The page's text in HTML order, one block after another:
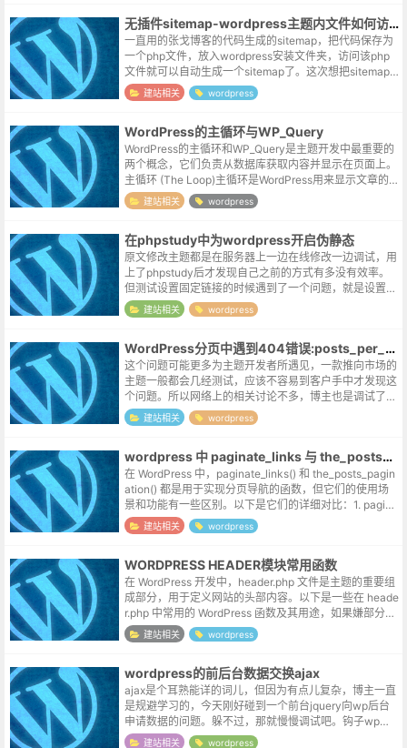
无插件sitemap-wordpress主题内文件如何访问根目录
一直用的张戈博客的代码生成的sitemap，把代码保存为
一个php文件，放入wordpress安装文件夹，访问该php
文件就可以自动生成一个sitemap了。这次想把sitemap
文件直接收进主题，修改过程中遇到了几次报错，记录如
下。...
建站相关 wordpress
WordPress的主循环与WP_Query
WordPress的主循环和WP_Query是主题开发中最重要的
两个概念，它们负责从数据库获取内容并显示在页面上。
主循环 (The Loop)主循环是WordPress用来显示文章的
核心机制。它是一个PHP代码结构，用于遍历当前页面
请...
建站相关 wordpress
在phpstudy中为wordpress开启伪静态
原文修改主题都是在服务器上一边在线修改一边调试，用
上了phpstudy后才发现自己之前的方式有多没有效率。
但测试设置固定链接的时候遇到了一个问题，就是设置前
也无风雨也无晴，设置后统一返回404。这个问题之前尝
试搭建站点的时候也遇到过，...
建站相关 wordpress
WordPress分页中遇到404错误:posts_per_page
这个问题可能更多为主题开发者所遇见，一款推向市场的
主题一般都会几经测试，应该不容易到客户手中才发现这
个问题。所以网络上的相关讨论不多，博主也是调试了几
天才大致有了一些思路：后台的默认参数在wordpress的
后台设置里，是可以设置归档...
建站相关 wordpress
wordpress 中 paginate_links 与 the_posts_pagination 的区别
在 WordPress 中，paginate_links() 和 the_posts_pagin
ation() 都是用于实现分页导航的函数，但它们的使用场
景和功能有一些区别。以下是它们的详细对比：1. pagina
te_links()...
建站相关 wordpress
WORDPRESS HEADER模块常用函数
在 WordPress 开发中，header.php 文件是主题的重要组
成部分，用于定义网站的头部内容。以下是一些在 heade
r.php 中常用的 WordPress 函数及其用途，如果嫌部分函
数生成的默认模板不需要的元素过多，也可...
建站相关 wordpress
wordpress的前后台数据交换ajax
ajax是个耳熟能详的词儿，但因为有点儿复杂，博主一直
是规避学习的，今天刚好碰到一个前台jquery向wp后台
申请数据的问题。躲不过，那就慢慢调试吧。钩子wp的a
jax还区分了用户，对于不同的用户（登录与否）采用不
建站相关 wordpress